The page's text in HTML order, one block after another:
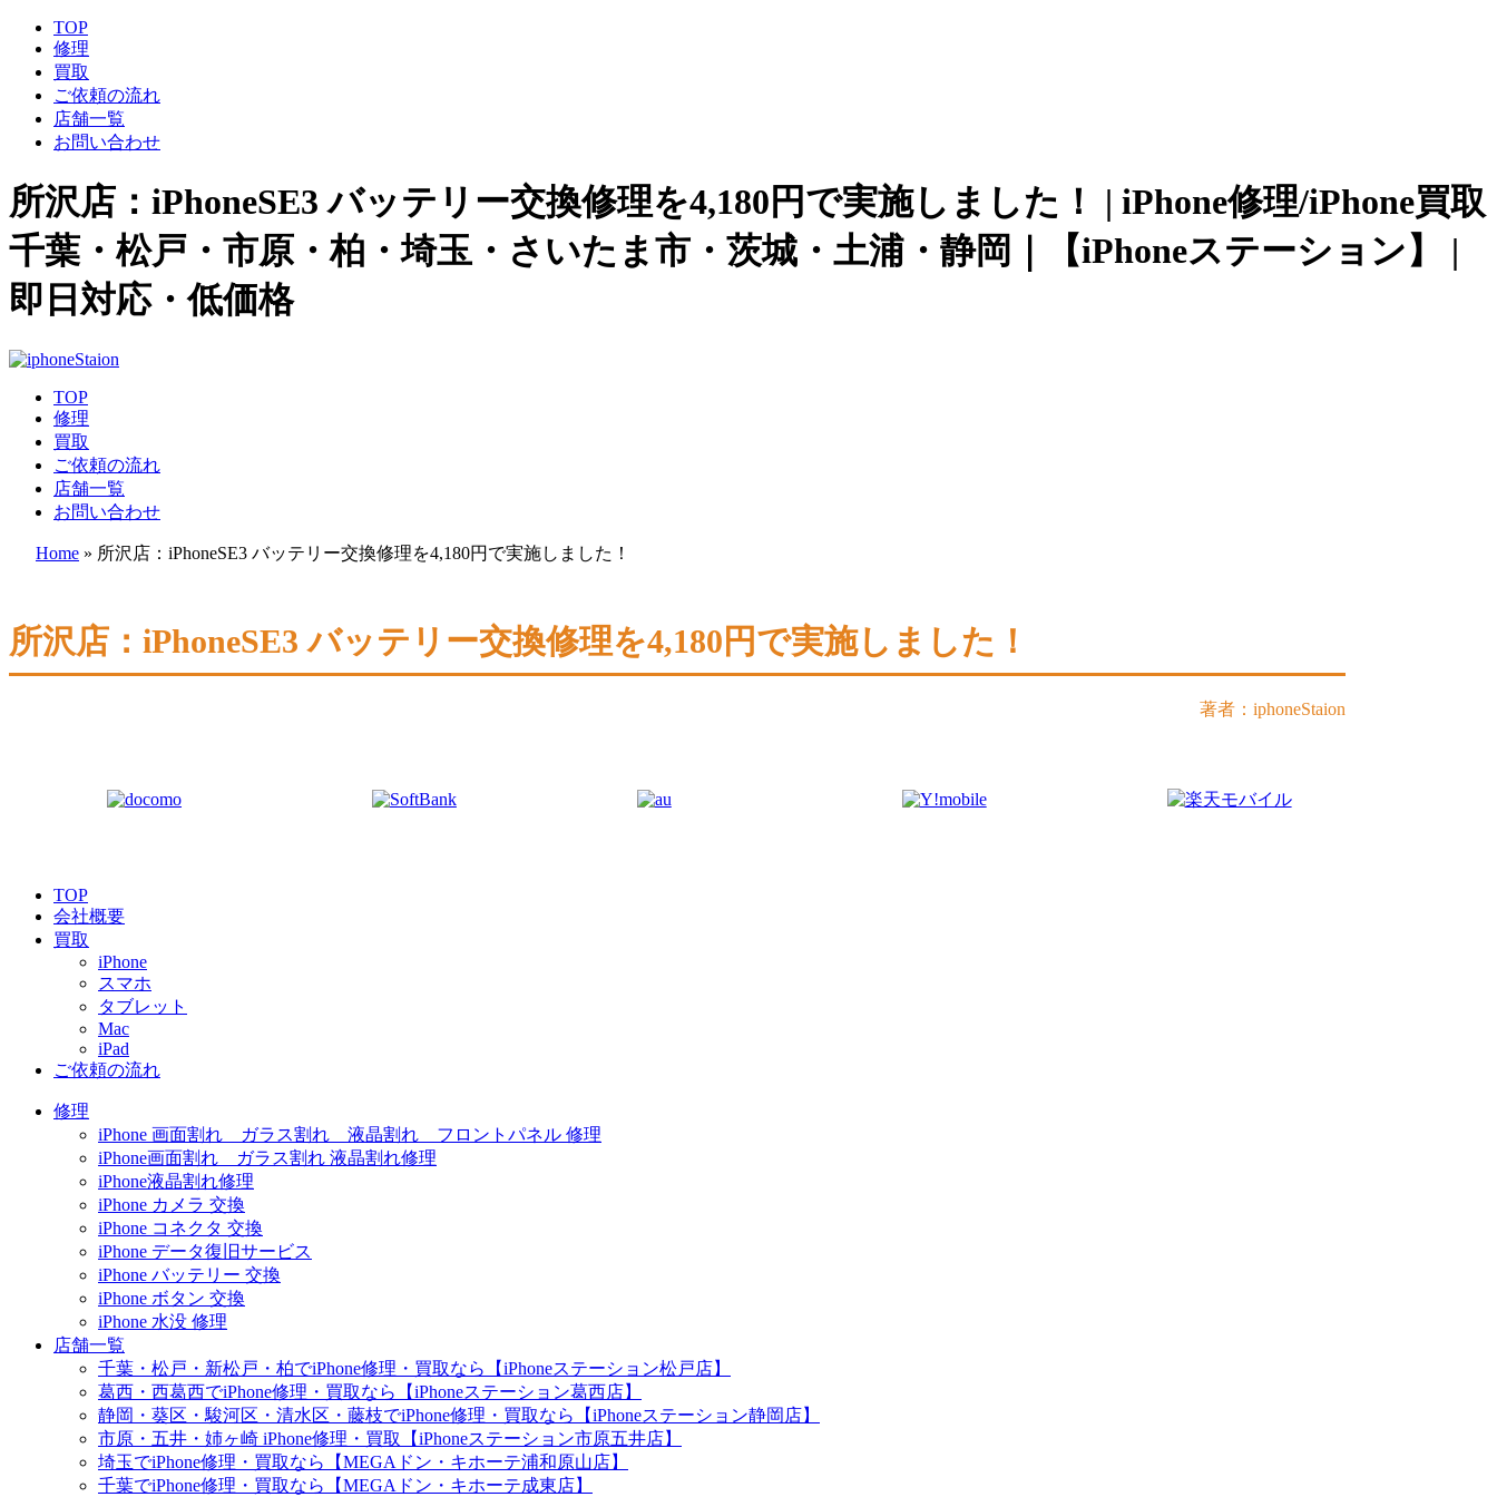
TOP
修理
買取
ご依頼の流れ
店舗一覧
お問い合わせ
所沢店：iPhoneSE3 バッテリー交換修理を4,180円で実施しました！ | iPhone修理/iPhone買取
千葉・松戸・市原・柏・埼玉・さいたま市・茨城・土浦・静岡｜【iPhoneステーション】 |
即日対応・低価格
TOP
修理
買取
ご依頼の流れ
店舗一覧
お問い合わせ
Home » 所沢店：iPhoneSE3 バッテリー交換修理を4,180円で実施しました！
所沢店：iPhoneSE3 バッテリー交換修理を4,180円で実施しました！
著者：iphoneStaion
TOP
会社概要
買取
iPhone
スマホ
タブレット
Mac
iPad
ご依頼の流れ
修理
iPhone 画面割れ ガラス割れ 液晶割れ フロントパネル 修理
iPhone画面割れ ガラス割れ 液晶割れ修理
iPhone液晶割れ修理
iPhone カメラ 交換
iPhone コネクタ 交換
iPhone データ復旧サービス
iPhone バッテリー 交換
iPhone ボタン 交換
iPhone 水没 修理
店舗一覧
千葉・松戸・新松戸・柏でiPhone修理・買取なら【iPhoneステーション松戸店】
葛西・西葛西でiPhone修理・買取なら【iPhoneステーション葛西店】
静岡・葵区・駿河区・清水区・藤枝でiPhone修理・買取なら【iPhoneステーション静岡店】
市原・五井・姉ヶ崎 iPhone修理・買取【iPhoneステーション市原五井店】
埼玉でiPhone修理・買取なら【MEGAドン・キホーテ浦和原山店】
千葉でiPhone修理・買取なら【MEGAドン・キホーテ成東店】